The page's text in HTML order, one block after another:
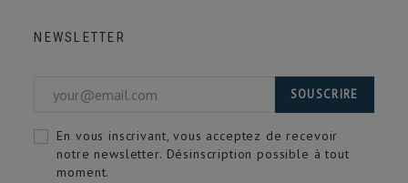
NEWSLETTER
SOUSCRIRE
En vous inscrivant, vous acceptez de recevoir
notre newsletter. Désinscription possible à tout
moment.